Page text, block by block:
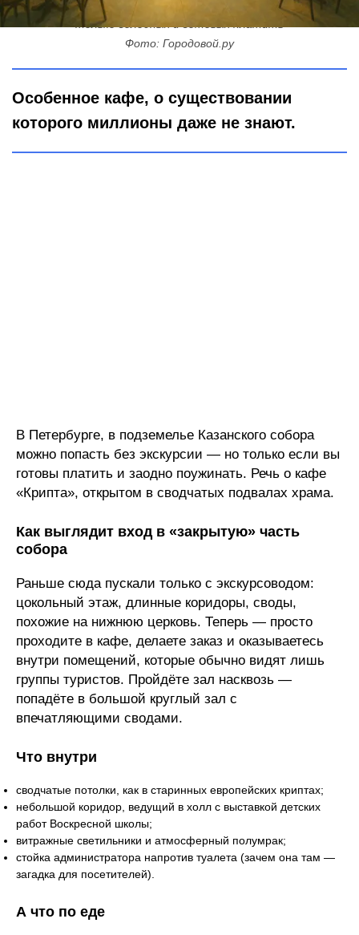
Тайная часть подземелий Казанского собора: сюда пускают
только голодных и готовых платить
Фото: Городовой.ру
Особенное кафе, о существовании
которого миллионы даже не знают.
В Петербурге, в подземелье Казанского собора
можно попасть без экскурсии — но только если вы
готовы платить и заодно поужинать. Речь о кафе
«Крипта», открытом в сводчатых подвалах храма.
Как выглядит вход в «закрытую» часть
собора
Раньше сюда пускали только с экскурсоводом:
цокольный этаж, длинные коридоры, своды,
похожие на нижнюю церковь. Теперь — просто
проходите в кафе, делаете заказ и оказываетесь
внутри помещений, которые обычно видят лишь
группы туристов. Пройдёте зал насквозь —
попадёте в большой круглый зал с
впечатляющими сводами.
Что внутри
сводчатые потолки, как в старинных европейских криптах;
небольшой коридор, ведущий в холл с выставкой детских
работ Воскресной школы;
витражные светильники и атмосферный полумрак;
стойка администратора напротив туалета (зачем она там —
загадка для посетителей).
А что по еде